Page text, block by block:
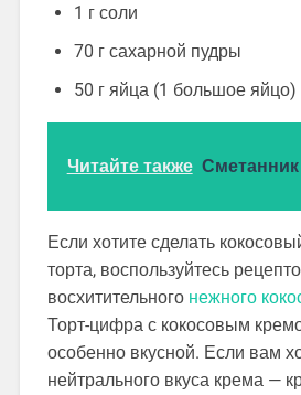
1 г соли
70 г сахарной пудры
50 г яйца (1 большое яйцо)
Читайте также Сметанник
Если хотите сделать
торта, воспользуйтесь
восхитительного нежного
Торт-цифра с кокосовым
особенно вкусной. Если вам
нейтрального вкуса крема —